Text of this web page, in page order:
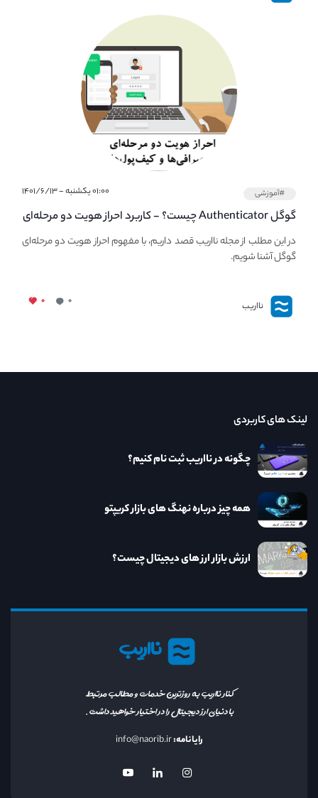
#آموزشی ۰۱:۰۰ یکشنبه - ۱۴۰۱/۶/۱۳
گوگل Authenticator چیست؟ - کاربرد احراز هویت دو مرحله‌ای
در صرافی ها و کیف پول های کریپتو
در این مطلب از مجله نااریب قصد داریم، با مفهوم احراز هویت دو مرحله‌ای
گوگل آشنا شویم.
نااریب ۰ ۰
نااریب
کنار نااریب به روزترین خدمات و مطالب مرتبط
با دنیای ارز دیجیتال را در اختیار خواهید داشت.
رایانامه:info@naorib.ir
لینک های کاربردی
چگونه در نااریب ثبت نام کنیم؟
همه چیز درباره نهنگ های بازار کریپتو
ارزش بازار ارز های دیجیتال چیست؟